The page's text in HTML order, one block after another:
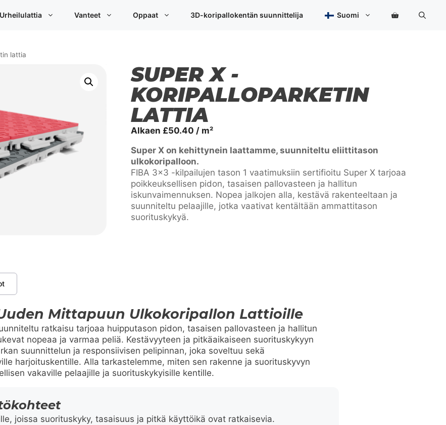
Urheilulattia Vanteet Oppaat 3D-koripallokentän suunnittelija Suomi
lattia
SUPER X -
KORIPALLOPARKETIN
LATTIA
Alkaen £50.40 / m²
Super X on kehittynein laattamme, suunniteltu eliittitason
ulkokoripalloon.
FIBA 3×3 -kilpailujen tason 1 vaatimuksiin sertifioitu Super X tarjoaa
poikkeuksellisen pidon, tasaisen pallovasteen ja hallitun
iskunvaimennuksen. Nopea jalkojen alla, kestävä rakenteeltaan ja
suunniteltu pelaajille, jotka vaativat kentältään ammattitason
suorituskykyä.
Mittapuun Ulkokoripallon Lattioille
ratkaisu tarjoaa huipputason pidon, tasaisen pallovasteen ja hallitun
nopeaa ja varmaa peliä. Kestävyyteen ja pitkäaikaiseen suorituskykyyn
suunnittelun ja responsiivisen pelipinnan, joka soveltuu sekä
harjoituskentille. Alla tarkastelemme, miten sen rakenne ja suorituskyvyn
vakaville pelaajille ja suorituskykyisille kentille.
joissa suorituskyky, tasaisuus ja pitkä käyttöikä ovat ratkaisevia.